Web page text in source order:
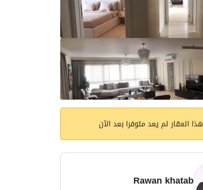
هذا العقار لم يعد متوفرا بعد الآن
Rawan khatab